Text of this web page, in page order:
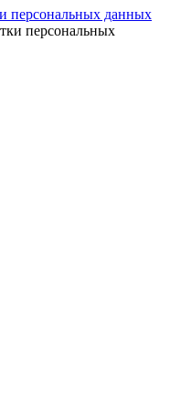
персональных данных
персональных